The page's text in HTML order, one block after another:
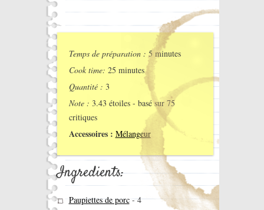
Temps de préparation : 5 minutes
Cook time: 25 minutes
Quantité : 3
Note : 3.43 étoiles - basé sur 75
critiques
Accessoires : Mélangeur
Ingredients:
Paupiettes de porc- 4